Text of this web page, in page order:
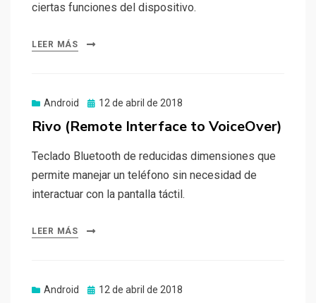
ciertas funciones del dispositivo.
LEER MÁS
Android
Publicado
12 de abril de 2018
Rivo (Remote Interface to VoiceOver)
Teclado Bluetooth de reducidas dimensiones que
permite manejar un teléfono sin necesidad de
interactuar con la pantalla táctil.
LEER MÁS
Android
Publicado
12 de abril de 2018